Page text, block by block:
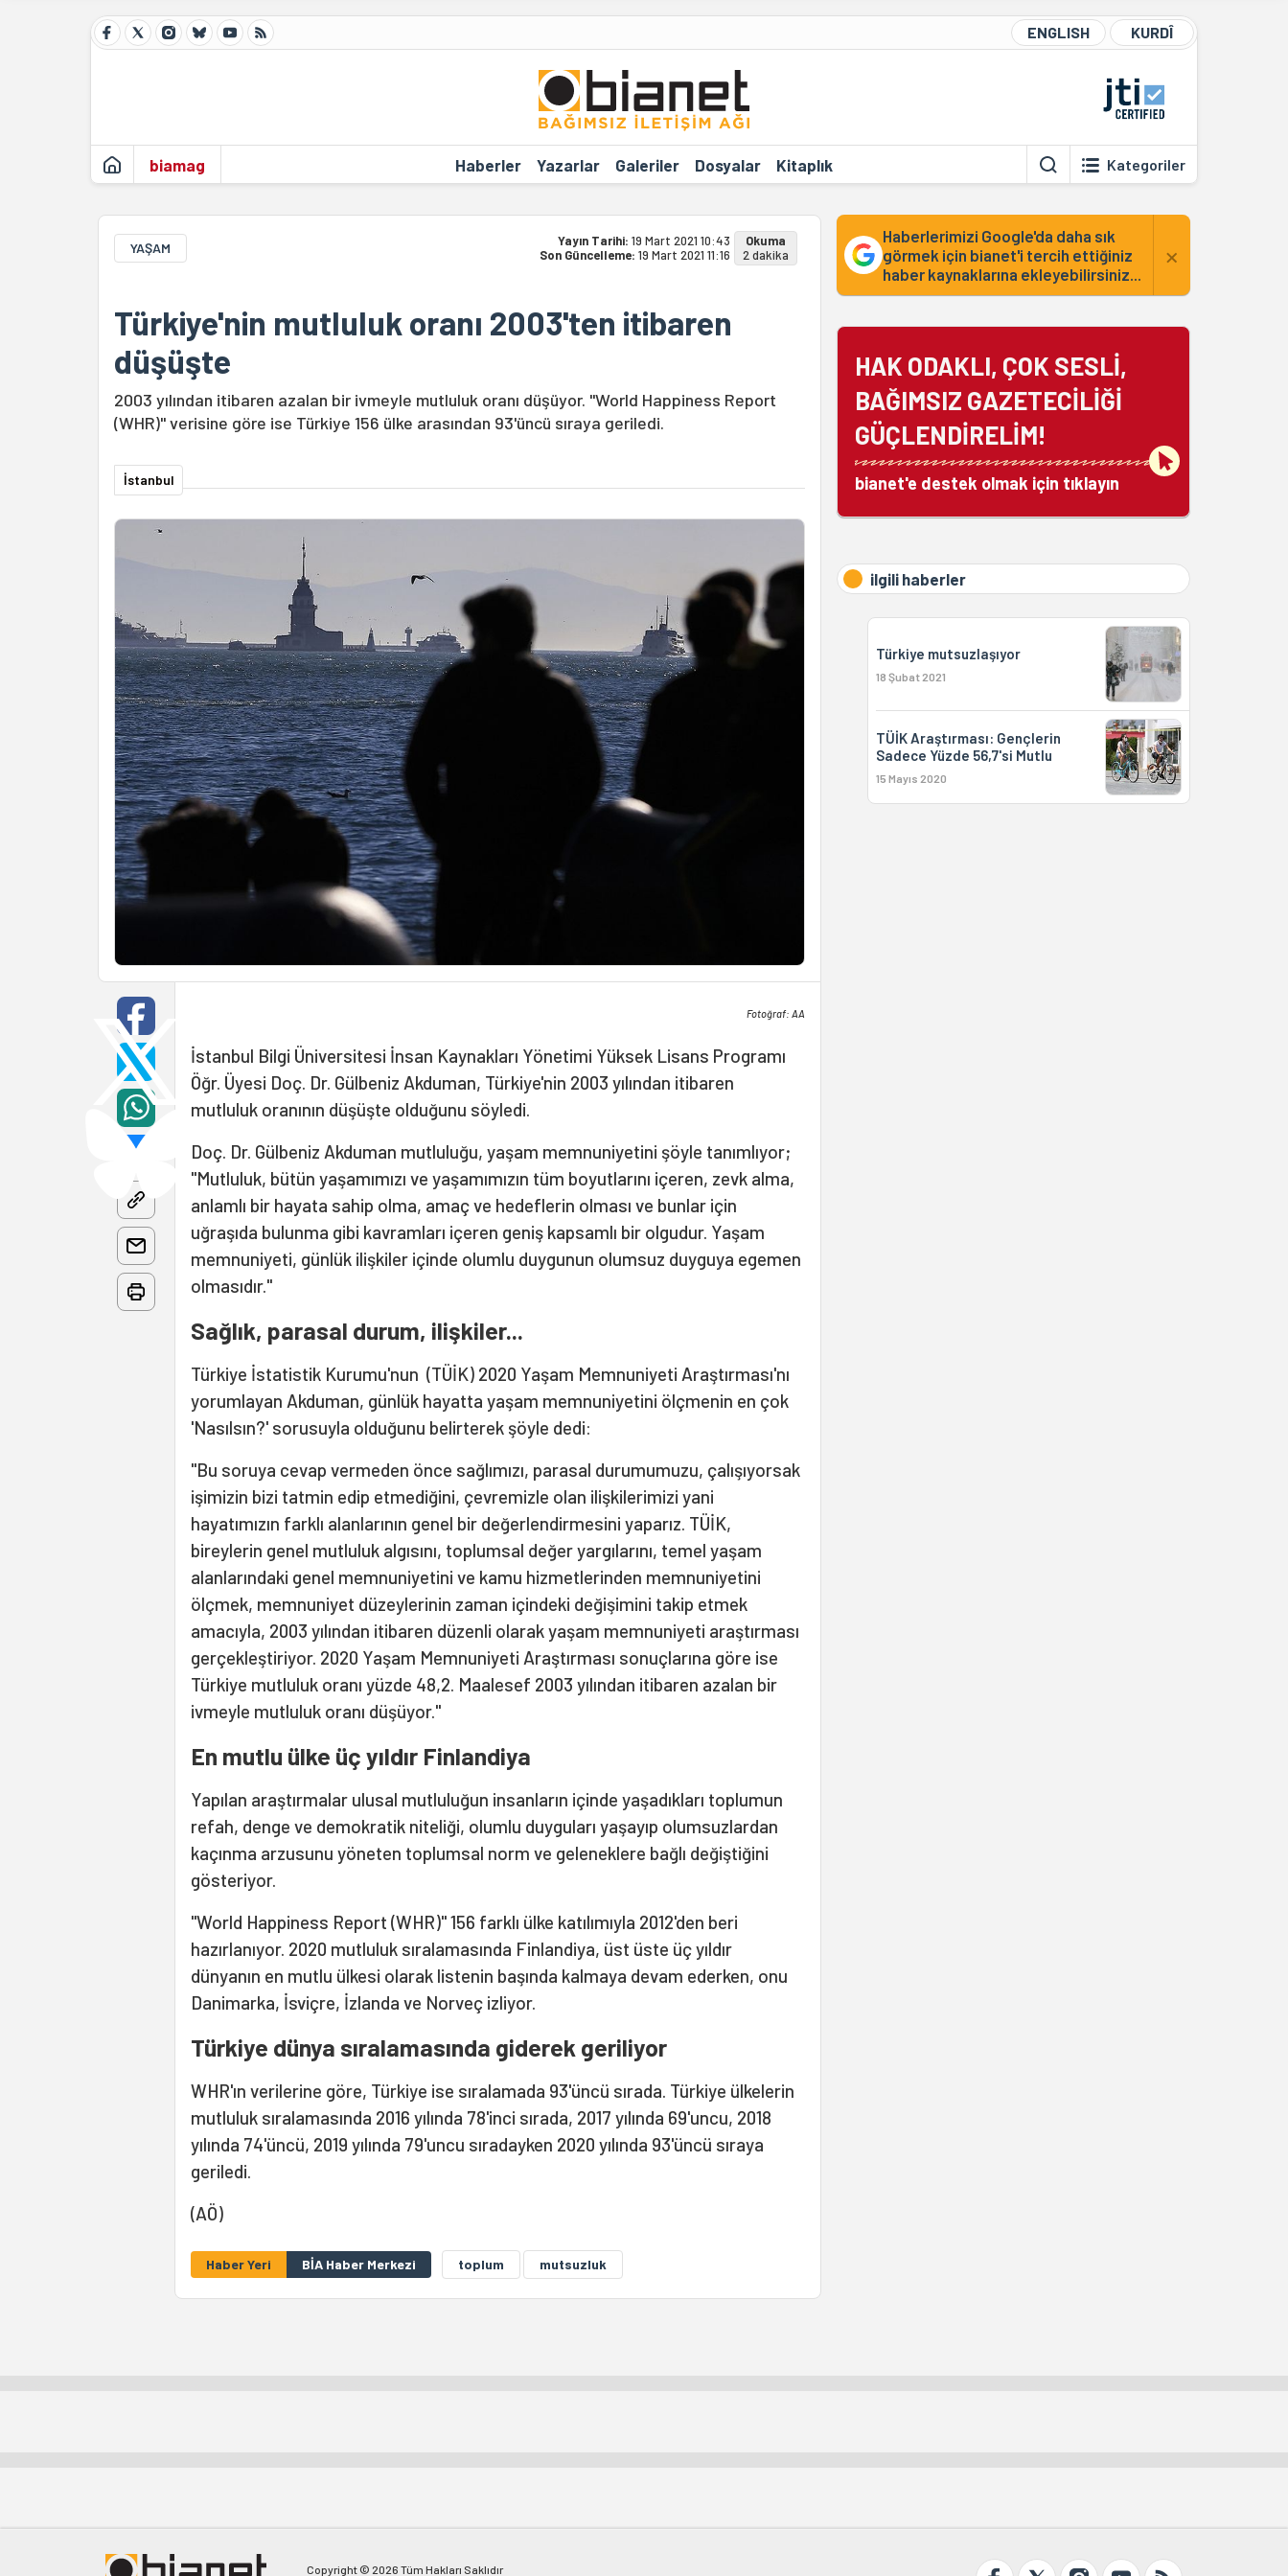
ENGLISH KURDÎ
biamag Haberler Yazarlar Galeriler Dosyalar Kitaplık Kategoriler
YAŞAM Yayın Tarihi: 19 Mart 2021 10:43
Son Güncelleme: 19 Mart 2021 11:16
Okuma
2 dakika
Türkiye'nin mutluluk oranı 2003'ten itibaren
düşüşte
2003 yılından itibaren azalan bir ivmeyle mutluluk oranı düşüyor. "World Happiness Report
(WHR)" verisine göre ise Türkiye 156 ülke arasından 93'üncü sıraya geriledi.
İstanbul
Fotoğraf: AA
İstanbul Bilgi Üniversitesi İnsan Kaynakları Yönetimi Yüksek Lisans Programı
Öğr. Üyesi Doç. Dr. Gülbeniz Akduman, Türkiye'nin 2003 yılından itibaren
mutluluk oranının düşüşte olduğunu söyledi.
Doç. Dr. Gülbeniz Akduman mutluluğu, yaşam memnuniyetini şöyle tanımlıyor;
"Mutluluk, bütün yaşamımızı ve yaşamımızın tüm boyutlarını içeren, zevk alma,
anlamlı bir hayata sahip olma, amaç ve hedeflerin olması ve bunlar için
uğraşıda bulunma gibi kavramları içeren geniş kapsamlı bir olgudur. Yaşam
memnuniyeti, günlük ilişkiler içinde olumlu duygunun olumsuz duyguya egemen
olmasıdır."
Sağlık, parasal durum, ilişkiler...
Türkiye İstatistik Kurumu'nun (TÜİK) 2020 Yaşam Memnuniyeti Araştırması'nı
yorumlayan Akduman, günlük hayatta yaşam memnuniyetini ölçmenin en çok
'Nasılsın?' sorusuyla olduğunu belirterek şöyle dedi:
"Bu soruya cevap vermeden önce sağlımızı, parasal durumumuzu, çalışıyorsak
işimizin bizi tatmin edip etmediğini, çevremizle olan ilişkilerimizi yani
hayatımızın farklı alanlarının genel bir değerlendirmesini yaparız. TÜİK,
bireylerin genel mutluluk algısını, toplumsal değer yargılarını, temel yaşam
alanlarındaki genel memnuniyetini ve kamu hizmetlerinden memnuniyetini
ölçmek, memnuniyet düzeylerinin zaman içindeki değişimini takip etmek
amacıyla, 2003 yılından itibaren düzenli olarak yaşam memnuniyeti araştırması
gerçekleştiriyor. 2020 Yaşam Memnuniyeti Araştırması sonuçlarına göre ise
Türkiye mutluluk oranı yüzde 48,2. Maalesef 2003 yılından itibaren azalan bir
ivmeyle mutluluk oranı düşüyor."
En mutlu ülke üç yıldır Finlandiya
Yapılan araştırmalar ulusal mutluluğun insanların içinde yaşadıkları toplumun
refah, denge ve demokratik niteliği, olumlu duyguları yaşayıp olumsuzlardan
kaçınma arzusunu yöneten toplumsal norm ve geleneklere bağlı değiştiğini
gösteriyor.
"World Happiness Report (WHR)" 156 farklı ülke katılımıyla 2012'den beri
hazırlanıyor. 2020 mutluluk sıralamasında Finlandiya, üst üste üç yıldır
dünyanın en mutlu ülkesi olarak listenin başında kalmaya devam ederken, onu
Danimarka, İsviçre, İzlanda ve Norveç izliyor.
Türkiye dünya sıralamasında giderek geriliyor
WHR'ın verilerine göre, Türkiye ise sıralamada 93'üncü sırada. Türkiye ülkelerin
mutluluk sıralamasında 2016 yılında 78'inci sırada, 2017 yılında 69'uncu, 2018
yılında 74'üncü, 2019 yılında 79'uncu sıradayken 2020 yılında 93'üncü sıraya
geriledi.
(AÖ)
Haber Yeri BİA Haber Merkezi toplum mutsuzluk
Haberlerimizi Google'da daha sık
görmek için bianet'i tercih ettiğiniz
haber kaynaklarına ekleyebilirsiniz...
×
HAK ODAKLI, ÇOK SESLİ,
BAĞIMSIZ GAZETECİLİĞİ
GÜÇLENDİRELİM!
bianet'e destek olmak için tıklayın
ilgili haberler
Türkiye mutsuzlaşıyor
18 Şubat 2021
TÜİK Araştırması: Gençlerin
Sadece Yüzde 56,7'si Mutlu
15 Mayıs 2020
Copyright © 2026 Tüm Hakları Saklıdır